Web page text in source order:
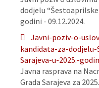
dodjelu “Šestoaprilske
godini - 09.12.2024.
Javni-poziv-o-
kandidata-za-
Sarajeva-u-2025.-
Javna rasprava na
Grada Sarajeva za